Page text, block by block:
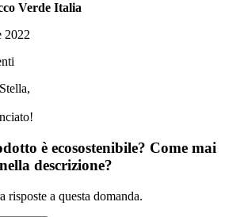
Verde Italia
2022
è ecosostenibile? Come mai
descrizione?
risposte a questa domanda.